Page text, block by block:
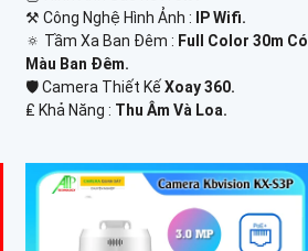
⚒ Công Nghệ Hình Ảnh :
IP Wifi.
🔅 Tầm Xa Ban Đêm : Full Color 30m Có
Màu Ban Ðêm.
🛡 Camera Thiết Kế Xoay 360.
️₤ Khả Năng : Thu Âm Và Loa.